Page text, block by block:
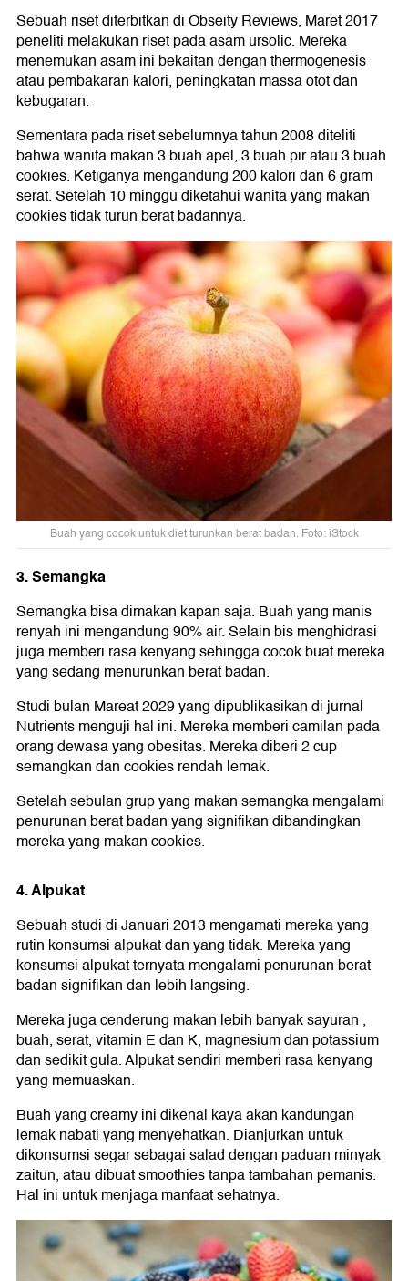
Sebuah riset diterbitkan di Obseity Reviews, Maret 2017
peneliti melakukan riset pada asam ursolic. Mereka
menemukan asam ini bekaitan dengan thermogenesis
atau pembakaran kalori, peningkatan massa otot dan
kebugaran.
Sementara pada riset sebelumnya tahun 2008 diteliti
bahwa wanita makan 3 buah apel, 3 buah pir atau 3 buah
cookies. Ketiganya mengandung 200 kalori dan 6 gram
serat. Setelah 10 minggu diketahui wanita yang makan
cookies tidak turun berat badannya.
Buah yang cocok untuk diet turunkan berat badan. Foto: iStock
3. Semangka
Semangka bisa dimakan kapan saja. Buah yang manis
renyah ini mengandung 90% air. Selain bis menghidrasi
juga memberi rasa kenyang sehingga cocok buat mereka
yang sedang menurunkan berat badan.
Studi bulan Mareat 2029 yang dipublikasikan di jurnal
Nutrients menguji hal ini. Mereka memberi camilan pada
orang dewasa yang obesitas. Mereka diberi 2 cup
semangkan dan cookies rendah lemak.
Setelah sebulan grup yang makan semangka mengalami
penurunan berat badan yang signifikan dibandingkan
mereka yang makan cookies.
4. Alpukat
Sebuah studi di Januari 2013 mengamati mereka yang
rutin konsumsi alpukat dan yang tidak. Mereka yang
konsumsi alpukat ternyata mengalami penurunan berat
badan signifikan dan lebih langsing.
Mereka juga cenderung makan lebih banyak sayuran ,
buah, serat, vitamin E dan K, magnesium dan potassium
dan sedikit gula. Alpukat sendiri memberi rasa kenyang
yang memuaskan.
Buah yang creamy ini dikenal kaya akan kandungan
lemak nabati yang menyehatkan. Dianjurkan untuk
dikonsumsi segar sebagai salad dengan paduan minyak
zaitun, atau dibuat smoothies tanpa tambahan pemanis.
Hal ini untuk menjaga manfaat sehatnya.